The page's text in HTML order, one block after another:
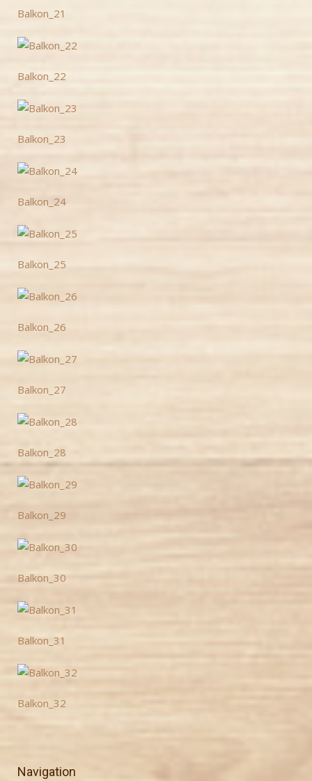
Balkon_21
Balkon_22
Balkon_23
Balkon_24
Balkon_25
Balkon_26
Balkon_27
Balkon_28
Balkon_29
Balkon_30
Balkon_31
Balkon_32
Navigation